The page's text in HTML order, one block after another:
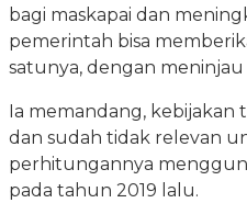
bagi maskapai dan
pemerintah bisa
satunya, dengan
Ia memandang, kebijakan
dan sudah tidak relevan
perhitungannya
pada tahun 2019 lalu.